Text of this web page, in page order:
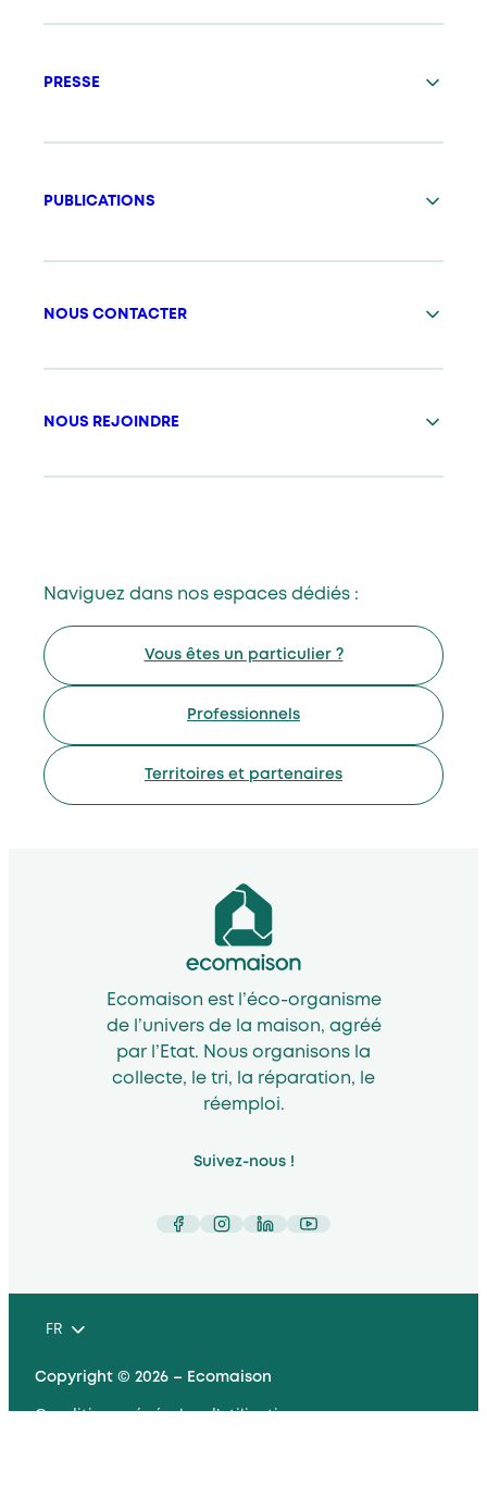
PRESSE
PUBLICATIONS
NOUS CONTACTER
NOUS REJOINDRE
Naviguez dans nos espaces dédiés :
Vous êtes un particulier ?
Professionnels
Territoires et partenaires
Ecomaison est l’éco-organisme
de l’univers de la maison, agréé
par l’Etat. Nous organisons la
collecte, le tri, la réparation, le
réemploi.
Suivez-nous !
Facebook
Instagram
LinkedIn
YouTube
FR
Copyright © 2026 – Ecomaison
Conditions générales d’utilisation